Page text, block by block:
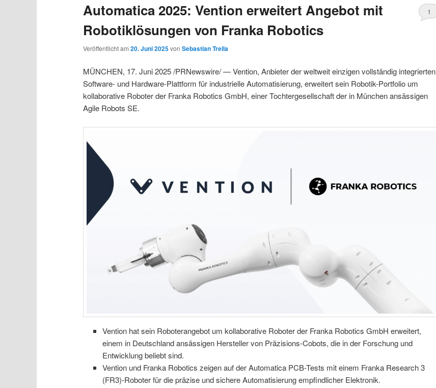
Automatica 2025: Vention erweitert Angebot mit
Robotiklösungen von Franka Robotics
Veröffentlicht am20. Juni 2025vonSebastian Trella
1
MÜNCHEN, 17. Juni 2025 /PRNewswire/ — Vention, Anbieter der weltweit einzigen vollständig integrierten
Software- und Hardware-Plattform für industrielle Automatisierung, erweitert sein Robotik-Portfolio um
kollaborative Roboter der Franka Robotics GmbH, einer Tochtergesellschaft der in München ansässigen
Agile Robots SE.
Vention hat sein Roboterangebot um kollaborative Roboter der Franka Robotics GmbH erweitert,
einem in Deutschland ansässigen Hersteller von Präzisions-Cobots, die in der Forschung und
Entwicklung beliebt sind.
Vention und Franka Robotics zeigen auf der Automatica PCB-Tests mit einem Franka Research 3
(FR3)-Roboter für die präzise und sichere Automatisierung empfindlicher Elektronik.